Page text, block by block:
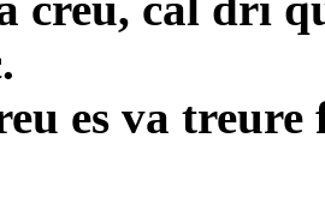
es va treure